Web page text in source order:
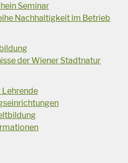
Seminar
Nachhaltigkeit im Betrieb
der Wiener Stadtnatur